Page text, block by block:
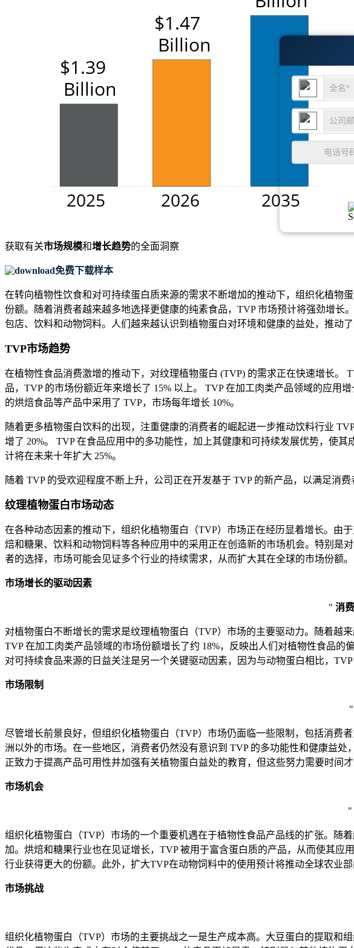
获取有关市场规模和增长趋势的全面洞察
免费下载样本
在转向植物性饮食和对可持续蛋白质来源的需求不断增加的推动下，组织化植物
份额。随着消费者越来越多地选择更健康的纯素食品，TVP 市场预计将强劲增
包店、饮料和动物饲料。人们越来越认识到植物蛋白对环境和健康的益处，推动了
TVP市场趋势
在植物性食品消费激增的推动下，对纹理植物蛋白 (TVP) 的需求正在快速增长
品，TVP 的市场份额近年来增长了 15% 以上。 TVP 在加工肉类产品领域的应用
的烘焙食品等产品中采用了 TVP，市场每年增长 10%。
随着更多植物蛋白饮料的出现，注重健康的消费者的崛起进一步推动饮料行业
增了 20%。 TVP 在食品应用中的多功能性，加上其健康和可持续发展优势，使
计将在未来十年扩大 25%。
随着 TVP 的受欢迎程度不断上升，公司正在开发基于 TVP 的新产品，以满足消
纹理植物蛋白市场动态
在各种动态因素的推动下，组织化植物蛋白（TVP）市场正在经历显着增长。由
焙和糖果、饮料和动物饲料等各种应用中的采用正在创造新的市场机会。特别是
者的选择，市场可能会见证多个行业的持续需求，从而扩大其在全球的市场份额。
市场增长的驱动因素
" 消
对植物蛋白不断增长的需求是纹理植物蛋白（TVP）市场的主要驱动力。随着越
TVP 在加工肉类产品领域的市场份额增长了约 18%，反映出人们对植物性食品
对可持续食品来源的日益关注是另一个关键驱动因素，因为与动物蛋白相比，
市场限制
"
尽管增长前景良好，但组织化植物蛋白（TVP）市场仍面临一些限制，包括消费
洲以外的市场。在一些地区，消费者仍然没有意识到 TVP 的多功能性和健康益
正致力于提高产品可用性并加强有关植物蛋白益处的教育，但这些努力需要时间
市场机会
"
组织化植物蛋白（TVP）市场的一个重要机遇在于植物性食品产品线的扩张。随
加。烘焙和糖果行业也在见证增长，TVP 被用于富含蛋白质的产品，从而使其
行业获得更大的份额。此外，扩大TVP在动物饲料中的使用预计将推动全球农业部
市场挑战
组织化植物蛋白（TVP）市场的主要挑战之一是生产成本高。大豆蛋白的提取和